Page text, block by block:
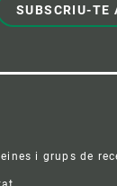
SUBSCRIU-TE
i grups de